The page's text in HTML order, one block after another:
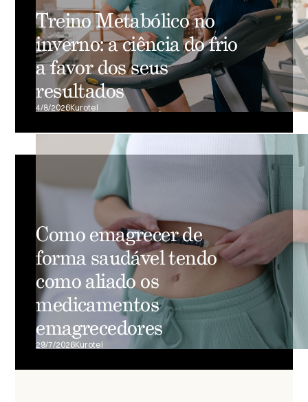
Treino Metabólico no
inverno: a ciência do frio
a favor dos seus
resultados
4/8/2026Kurotel
Como emagrecer de
forma saudável tendo
como aliado os
medicamentos
emagrecedores
29/7/2026Kurotel